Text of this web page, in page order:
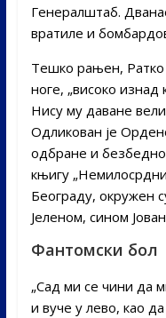
Генералштаб.
вратиле и
Тешко рањен, Ратко
ноге, „високо изнад
Нису му даване
Одликован је
одбране и
књигу
Београду, окружен
Јеленом, сином
Фантомски бол
„Сад ми се чини да
и вуче у лево, као